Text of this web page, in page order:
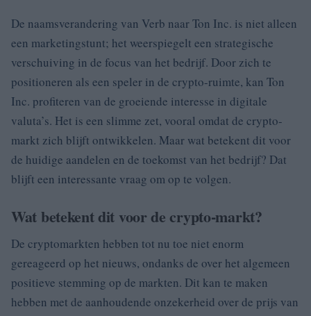
De naamsverandering van Verb naar Ton Inc. is niet alleen
een marketingstunt; het weerspiegelt een strategische
verschuiving in de focus van het bedrijf. Door zich te
positioneren als een speler in de crypto-ruimte, kan Ton
Inc. profiteren van de groeiende interesse in digitale
valuta’s. Het is een slimme zet, vooral omdat de crypto-
markt zich blijft ontwikkelen. Maar wat betekent dit voor
de huidige aandelen en de toekomst van het bedrijf? Dat
blijft een interessante vraag om op te volgen.
Wat betekent dit voor de crypto-markt?
De cryptomarkten hebben tot nu toe niet enorm
gereageerd op het nieuws, ondanks de over het algemeen
positieve stemming op de markten. Dit kan te maken
hebben met de aanhoudende onzekerheid over de prijs van